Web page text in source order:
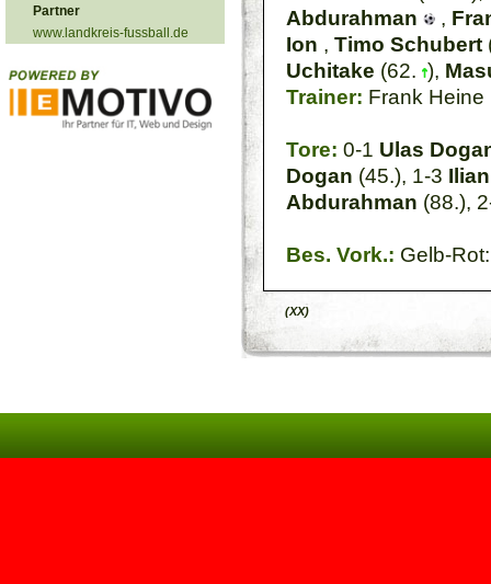
Partner
www.landkreis-fussball.de
Abdurahman
,
Ion , Timo Schubert
Uchitake (62. ),
Trainer: Frank Heine
Tore: 0-1 Ulas
Dogan (45.), 1-3
Abdurahman (88.),
Bes. Vork.: Gelb-
(XX)